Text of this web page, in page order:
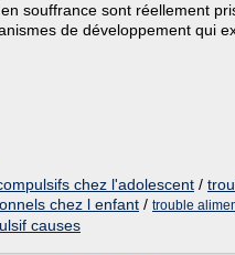
souffrance sont réellement
de développement qui
chez l'adolescent /
chez l enfant / trouble
causes